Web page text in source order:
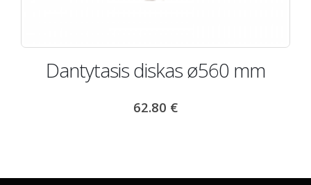
Dantytasis diskas ø560 mm
62.80 €